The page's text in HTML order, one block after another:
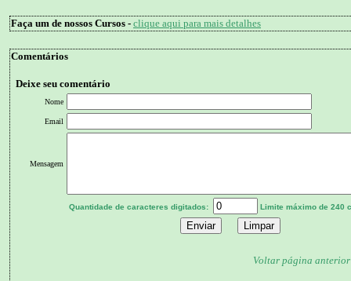
Faça um de nossos Cursos - clique aqui para mais detalhes
Comentários
Deixe seu comentário
Nome
Email
Mensagem
Quantidade de caracteres digitados: Limite máximo de 240
Voltar página anterior